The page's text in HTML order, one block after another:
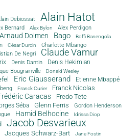
Debiossat Alain Hatot
Bernard Alex Bylon Alex Perdigon
Arnaud Dolmen Bago Boffi Banengola
César Durcin Charlotte Mbango
De Negri Claude Vamur
Denis Dantin Denis Hekimian
Bougrainville Donald Wesley
Eric Giausserand Etienne Mbappé
Franck Curier Franck Nicolas
Caracas Fredo Tete
Séba Glenn Ferris Gordon Henderson
Hamid Belhocine
Idrissa Diop
Jacob Desvarieux
Jacques Schwarz-Bart Jane Fostin